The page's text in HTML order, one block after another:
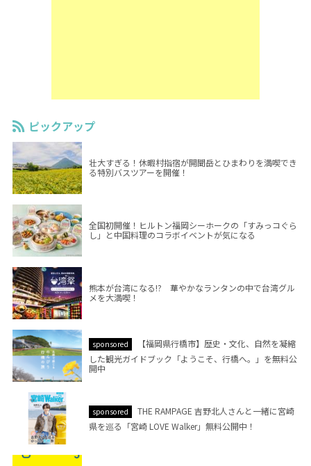
ピックアップ
壮大すぎる！休暇村指宿が開聞岳とひまわりを満喫でき
る特別バスツアーを開催！
全国初開催！ヒルトン福岡シーホークの「すみっコぐら
し」と中国料理のコラボイベントが気になる
熊本が台湾になる!? 華やかなランタンの中で台湾グル
メを大満喫！
sponsored
【福岡県行橋市】歴史・文化、自然を凝縮
した観光ガイドブック「ようこそ、行橋へ。」を無料公
開中
sponsored
THE RAMPAGE 吉野北人さんと一緒に宮崎
県を巡る「宮崎 LOVE Walker」無料公開中！